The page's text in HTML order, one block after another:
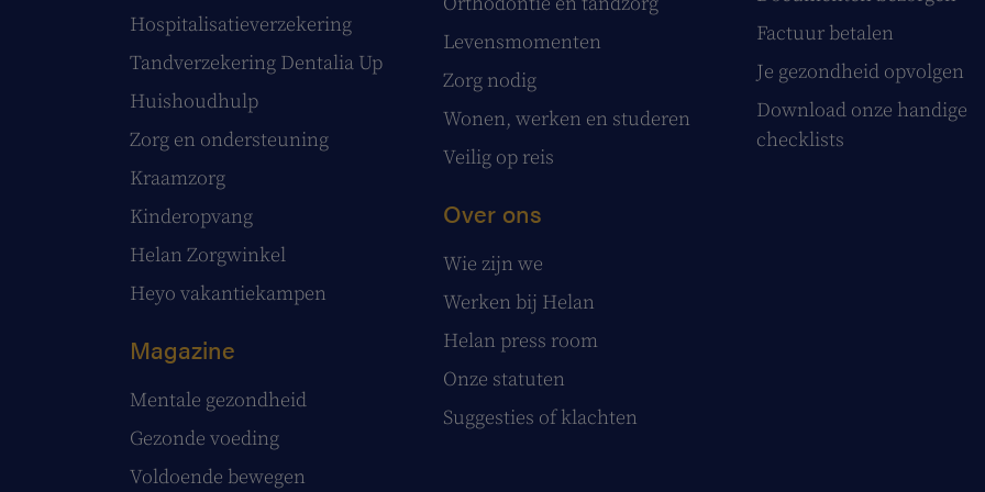
Hospitalisatieverzekering
Tandverzekering Dentalia Up
Huishoudhulp
Zorg en ondersteuning
Kraamzorg
Kinderopvang
Helan Zorgwinkel
Heyo vakantiekampen
Magazine
Mentale gezondheid
Gezonde voeding
Voldoende bewegen
Levensmomenten
Zorg nodig
Wonen, werken en studeren
Veilig op reis
Over ons
Wie zijn we
Werken bij Helan
Helan press room
Onze statuten
Suggesties of klachten
Factuur betalen
Je gezondheid opvolgen
Download onze handige
checklists